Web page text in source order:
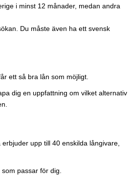
i minst 12 månader, medan andra
Du måste även ha ett svensk
ett så bra lån som möjligt.
dig en uppfattning om vilket alternativ
upp till 40 enskilda långivare,
passar för dig.